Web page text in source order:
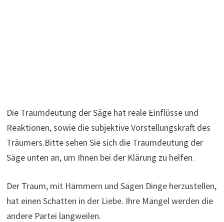
Die Traumdeutung der Säge hat reale Einflüsse und
Reaktionen, sowie die subjektive Vorstellungskraft des
Träumers.Bitte sehen Sie sich die Traumdeutung der
Säge unten an, um Ihnen bei der Klärung zu helfen.
Der Traum, mit Hämmern und Sägen Dinge herzustellen,
hat einen Schatten in der Liebe. Ihre Mängel werden die
andere Partei langweilen.